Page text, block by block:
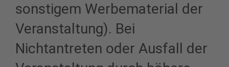
sonstigem Werbematerial der
Veranstaltung). Bei
Nichtantreten oder Ausfall der